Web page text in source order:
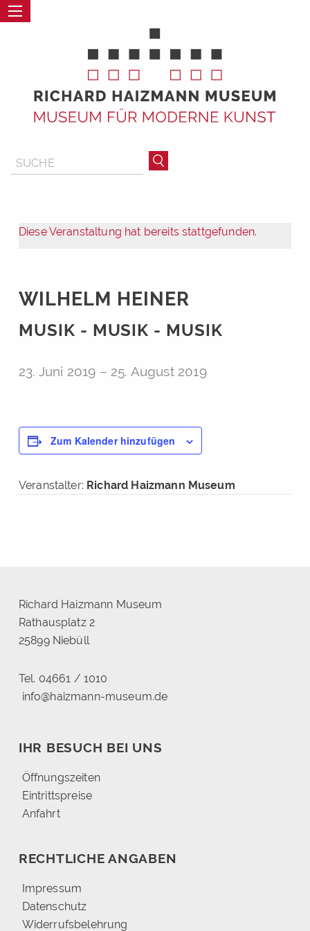
Diese Veranstaltung hat bereits stattgefunden.
WILHELM HEINER
MUSIK - MUSIK - MUSIK
23. Juni 2019 – 25. August 2019
Zum Kalender hinzufügen
Veranstalter: Richard Haizmann Museum
Richard Haizmann Museum
Rathausplatz 2
25899 Niebüll
Tel. 04661 / 1010
info@haizmann-museum.de
IHR BESUCH BEI UNS
Öffnungszeiten
Eintrittspreise
Anfahrt
RECHTLICHE ANGABEN
Impressum
Datenschutz
Widerrufsbelehrung